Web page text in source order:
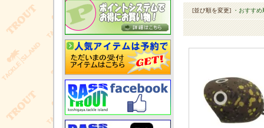
[並び順を変更] ・おすすめ